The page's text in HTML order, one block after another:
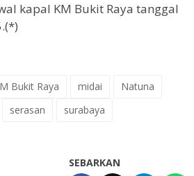
kapal KM Bukit Raya tanggal
Bukit Raya midai
Natuna
serasan
surabaya
SEBARKAN